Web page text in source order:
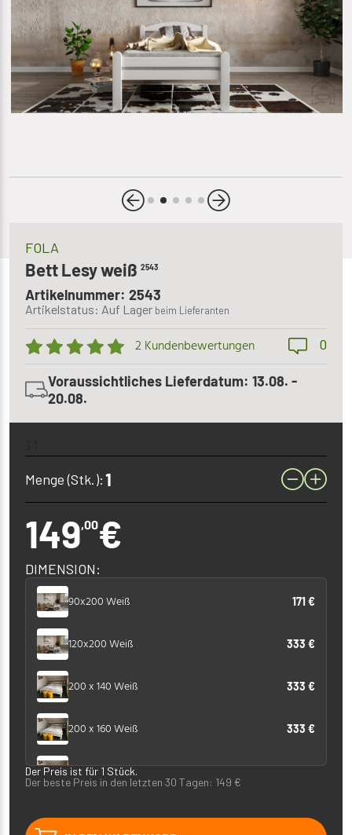
FOLA
Bett Lesy weiß 2543
Artikelnummer: 2543
Artikelstatus: Auf Lager beim Lieferanten
2 Kundenbewertungen 0
Voraussichtliches Lieferdatum: 13.08. -
20.08.
Menge (Stk.):
149,00€
DIMENSION:
90x200 Weiß 171 €
120x200 Weiß 333 €
200 x 140 Weiß 333 €
200 x 160 Weiß 333 €
200 x 180 Weiß
Der Preis ist für 1 Stück.
Der beste Preis in den letzten 30 Tagen: 149 €